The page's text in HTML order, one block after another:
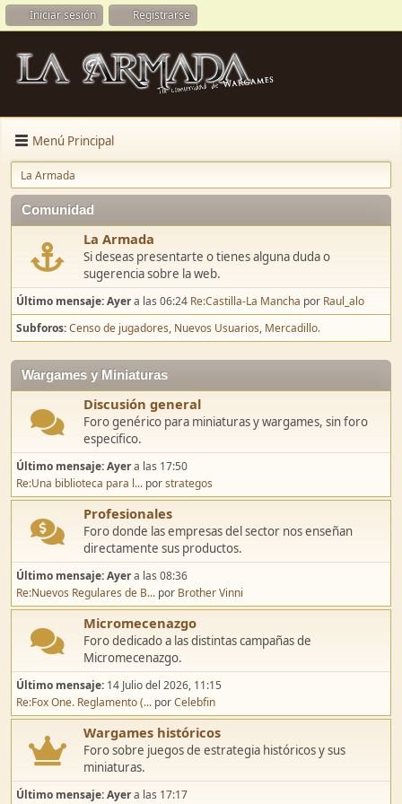
Iniciar sesión Registrarse
Menú Principal
La Armada
Comunidad
La Armada
Si deseas presentarte o tienes alguna duda o
sugerencia sobre la web.
Último mensaje:Ayera las 06:24 Re:Castilla-La Mancha por Raul_alo
Subforos Censo de jugadores Nuevos Usuarios Mercadillo.
Wargames y Miniaturas
Discusión general
Foro genérico para miniaturas y wargames, sin foro
especifico.
Último mensaje:Ayera las 17:50
Re:Una biblioteca para l... porstrategos
Profesionales
Foro donde las empresas del sector nos enseñan
directamente sus productos.
Último mensaje:Ayera las 08:36
Re:Nuevos Regulares de B... por Brother Vinni
Micromecenazgo
Foro dedicado a las distintas campañas de
Micromecenazgo.
Último mensaje: 14 Julio del 2026, 11:15
Re:Fox One. Reglamento (... porCelebfin
Wargames históricos
Foro sobre juegos de estrategia históricos y sus
miniaturas.
Último mensaje:Ayera las 17:17